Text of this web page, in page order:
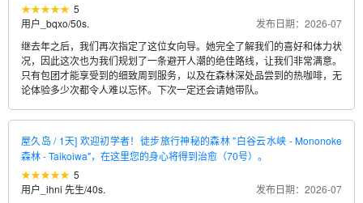
5
用户_bqxo/50s.
发布日期：2026-07
继去年之后，我们再次指定了这位女向导。她完全了解我们的喜好和体力状
况，因此这次也为我们规划了一条避开人潮的绝佳路线，让我们非常满意。
只有包团才能享受到的细致周到服务，以及在森林深处品尝到的热咖啡，无
论体验多少次都令人难以忘怀。下次一定还会请她带队。
屋久岛 / 1天] 欢迎初学者！徒步旅行神秘的森林 "白谷云水峡 - Mononoke
森林 - Taikoiwa"，在这里您的身心将得到治愈（70号）。
5
用户_ihni 先生/40s.
发布日期：2026-07